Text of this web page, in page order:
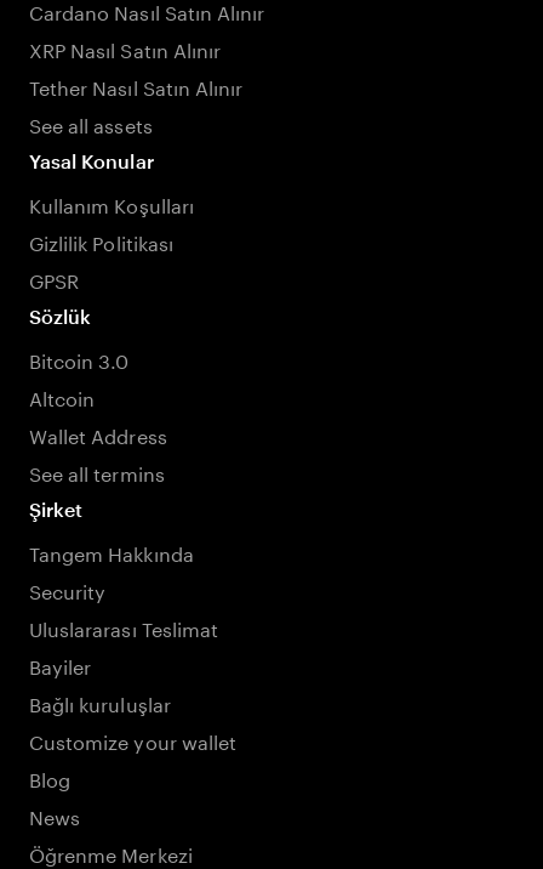
Cardano Nasıl Satın Alınır
XRP Nasıl Satın Alınır
Tether Nasıl Satın Alınır
See all assets
Yasal Konular
Kullanım Koşulları
Gizlilik Politikası
GPSR
Sözlük
Bitcoin 3.0
Altcoin
Wallet Address
See all termins
Şirket
Tangem Hakkında
Security
Uluslararası Teslimat
Bayiler
Bağlı kuruluşlar
Customize your wallet
Blog
News
Öğrenme Merkezi